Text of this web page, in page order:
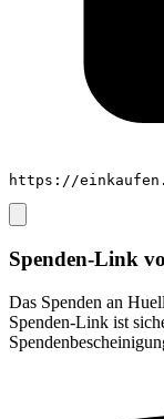
https://
Spenden-Link
Das Spenden an
Spenden-Link ist